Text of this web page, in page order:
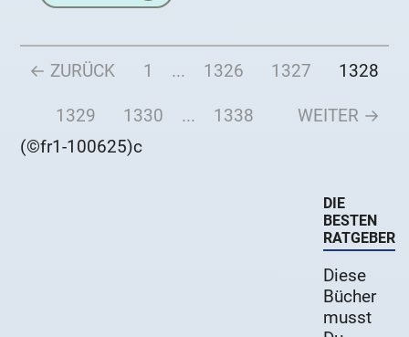
← ZURÜCK 1 ... 1326 1327 1328
1329 1330 ... 1338
WEITER →
(©fr1-100625)c
DIE
BESTEN
RATGEBER
Diese
Bücher
musst